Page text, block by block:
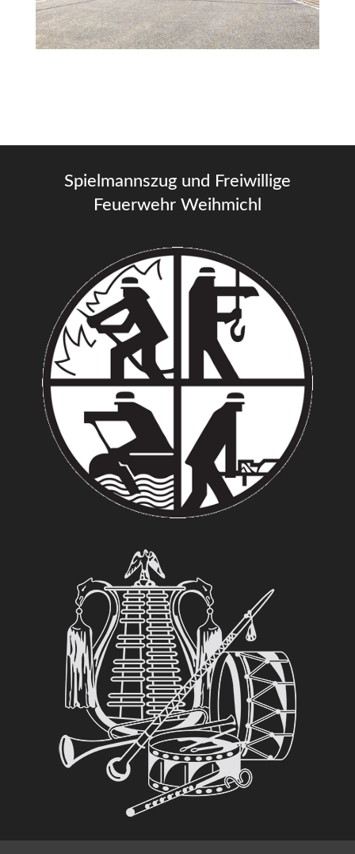
Spielmannszug und Freiwillige
Feuerwehr Weihmichl